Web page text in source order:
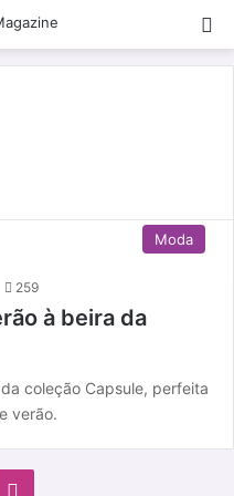
Moda
259
à beira da
coleção Capsule, perfeita
verão.